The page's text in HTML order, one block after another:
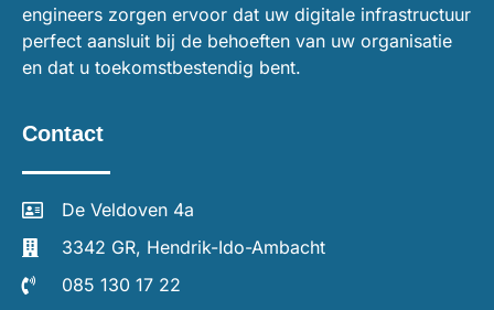
engineers zorgen ervoor dat uw digitale infrastructuur
perfect aansluit bij de behoeften van uw organisatie
en dat u toekomstbestendig bent.
Contact
De Veldoven 4a
3342 GR, Hendrik-Ido-Ambacht
085 130 17 22